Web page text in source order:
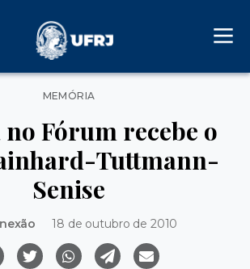
Categorias
MEMÓRIA
Fórum recebe o
Tuttmann-
Senise
18 de outubro de 2010